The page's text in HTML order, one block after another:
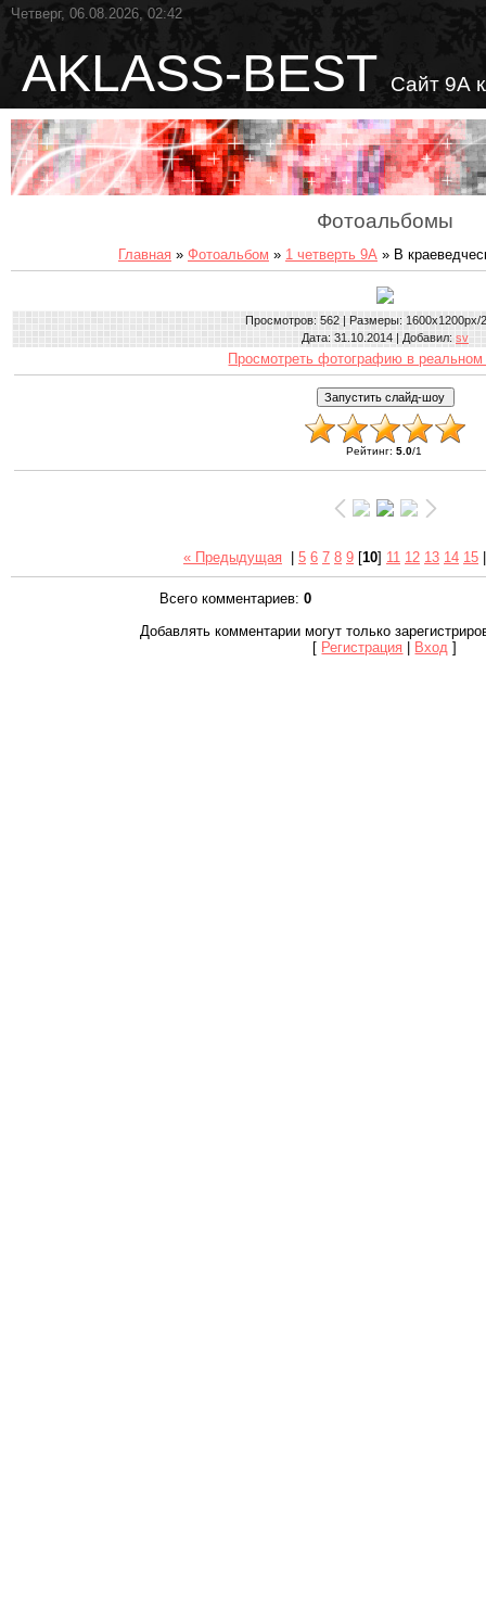
Четверг, 06.08.2026, 02:42
AKLASS-BEST Сайт 9А
Фотоальбомы
Главная » Фотоальбом » 1 четверть 9А » В
Просмотров: 562 | Размеры: 1600x1200px/
Дата: 31.10.2014 | Добавил: sv
Просмотреть фотографию в реальном
Рейтинг:5.0/1
« Предыдущая 5 6 7 8 9 [10] 11 12 13 14 15
Всего комментариев: 0
Добавлять комментарии могут только
[ Регистрация | Вход ]